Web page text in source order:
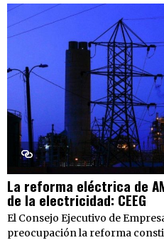
La reforma eléctrica de
de la electricidad: CEEG
El Consejo Ejecutivo de
preocupación la reforma